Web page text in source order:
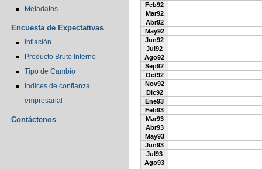
Metadatos
Encuesta de Expectativas
Inflación
Producto Bruto Interno
Tipo de Cambio
Índices de confianza
empresarial
Contáctenos
Feb92
Mar92
Abr92
May92
Jun92
Jul92
Ago92
Sep92
Oct92
Nov92
Dic92
Ene93
Feb93
Mar93
Abr93
May93
Jun93
Jul93
Ago93